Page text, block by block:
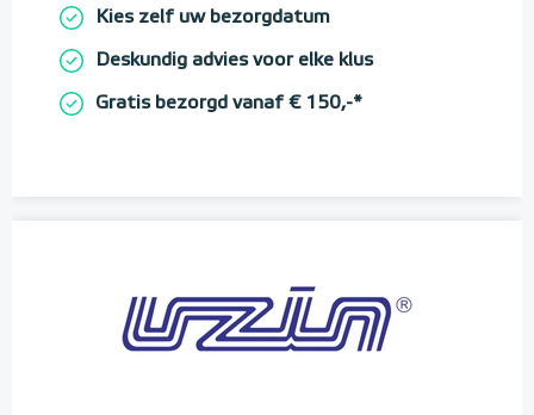
Kies zelf uw bezorgdatum
Deskundig advies voor elke klus
Gratis bezorgd vanaf € 150,-*